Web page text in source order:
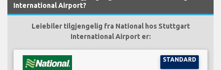
International Airport?
Leiebiler tilgjengelig fra National hos Stuttgart
International Airport er:
STANDARD